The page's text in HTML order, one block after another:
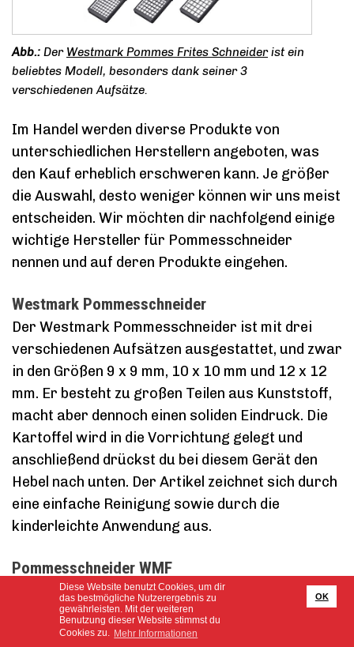
Diese Website benutzt Cookies, um dir
das bestmögliche Nutzerergebnis zu
gewährleisten. Mit der weiteren
Benutzung dieser Website stimmst du
Cookies zu. Mehr Informationen
OK
Der Westmark Pommes Frites Schneiderist ein
beliebtes Modell, besonders dank seiner 3
verschiedenen Aufsätze.
Im Handel werden diverse Produkte von
unterschiedlichen Herstellern angeboten, was
den Kauf erheblich erschweren kann. Je größer
die Auswahl, desto weniger können wir uns meist
entscheiden. Wir möchten dir nachfolgend einige
wichtige Hersteller für Pommesschneider
nennen und auf deren Produkte eingehen.
Westmark Pommesschneider
Der Westmark Pommesschneider ist mit drei
verschiedenen Aufsätzen ausgestattet, und zwar
in den Größen 9 x 9 mm, 10 x 10 mm und 12 x 12
mm. Er besteht zu großen Teilen aus Kunststoff,
macht aber dennoch einen soliden Eindruck. Die
Kartoffel wird in die Vorrichtung gelegt und
anschließend drückst du bei diesem Gerät den
Hebel nach unten. Der Artikel zeichnet sich durch
eine einfache Reinigung sowie durch die
kinderleichte Anwendung aus.
Pommesschneider WMF
WMF gilt als einer der beliebtesten Hersteller für
Küchenkleingeräte. Die Produkte zeichnen sich
durch eine sehr gute Qualität aus. Sie sind solide